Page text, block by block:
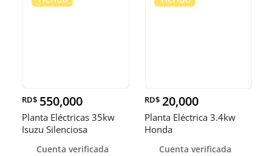
RD$ 550,000
Planta Eléctricas 35kw
Isuzu Silenciosa
Cuenta verificada
RD$ 20,000
Planta Eléctrica 3.4kw
Honda
Cuenta verificada